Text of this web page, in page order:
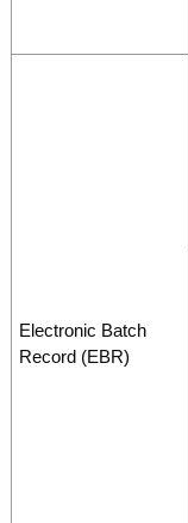
Electronic Batch
Record (EBR)